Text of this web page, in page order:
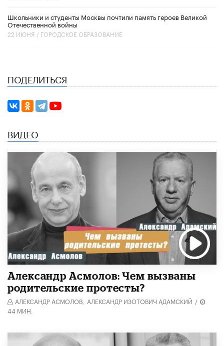
Школьники и студенты Москвы почтили память героев Великой
Отечественной войны
22 ИЮНЯ / ГОРОДСКОЕ ОБРАЗОВАНИЕ
ПОДЕЛИТЬСЯ
ВИДЕО
Александр Асмолов: Чем вызваны
родительские протесты?
АЛЕКСАНДР АСМОЛОВ, АЛЕКСАНДР ИЗОТОВИЧ АДАМСКИЙ /
44 МИН.